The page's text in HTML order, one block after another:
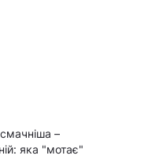
смачніша –
яка "мотає"